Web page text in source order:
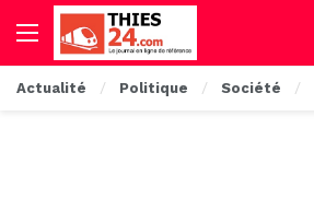
Actualité Politique Société